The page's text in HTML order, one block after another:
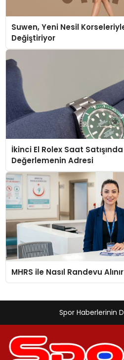
Suwen, Yeni Nesil
Değiştiriyor
İkinci El Rolex Saat
Değerlemenin Adresi
MHRS ile Nasıl Randevu
Spor Haberlerinin